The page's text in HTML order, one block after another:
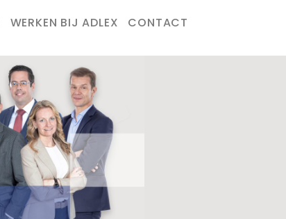
WERKEN BIJ ADLEX CONTACT